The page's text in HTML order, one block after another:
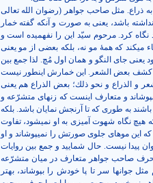
مثل صاحب جواهر (رضوان الله تعالی
باشد، یعنی به صورت و آنکه گفته خمار
نگاه کرد. مرحوم سیّد این را نفهمیده است و
می­کند که همۀ مو نه، بلکه بعضی از مو یعنی
یعنی جای النگو و همان اول مُچ. لذا جمع بین
من كشف بعض الشعر. این خمارش اینطور نیست
الذراع و نحو ذلك؛ بعض الذراع هم یعنی
بپوشاند و متعارف اینست که زنهای متشرّعه و
به طوری که تا آرنجش نمایان باشد. بلکه
نگاه شهوت آمیزی به او نمی­شود، تفاوت
این موهای جلوی صورتش را نمی­پوشاند و او
پیدا نیست. حال شمایید و جمع بین روایات
حرف صاحب جواهر متعارف در میان متشرّعه
جوانها سر تا پا خودش را بپوشاند، بهتر